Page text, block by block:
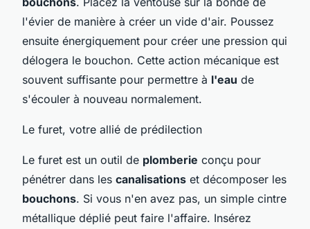
l'évier de manière à créer un vide d'air. Poussez
ensuite énergiquement pour créer une pression qui
délogera le bouchon. Cette action mécanique est
souvent suffisante pour permettre à l'eau de
s'écouler à nouveau normalement.
Le furet, votre allié de prédilection
Le furet est un outil de plomberie conçu pour
pénétrer dans les canalisations et décomposer les
bouchons. Si vous n'en avez pas, un simple cintre
métallique déplié peut faire l'affaire. Insérez